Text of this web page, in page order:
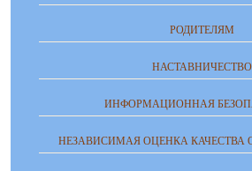
РОДИТЕЛЯМ
НАСТАВНИЧЕСТВО
ИНФОРМАЦИОННАЯ
НЕЗАВИСИМАЯ ОЦЕНКА КАЧЕСТВА